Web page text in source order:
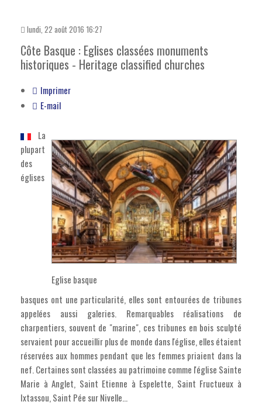
lundi, 22 août 2016 16:27
Côte Basque : Eglises classées monuments
historiques - Heritage classified churches
Imprimer
E-mail
Eglise basque
La
plupart
des
églises
basques ont une particularité, elles sont entourées de tribunes
appelées aussi galeries. Remarquables réalisations de
charpentiers, souvent de "marine", ces tribunes en bois sculpté
servaient pour accueillir plus de monde dans l'église, elles étaient
réservées aux hommes pendant que les femmes priaient dans la
nef. Certaines sont classées au patrimoine comme l'église Sainte
Marie à Anglet, Saint Etienne à Espelette, Saint Fructueux à
Ixtassou, Saint Pée sur Nivelle...